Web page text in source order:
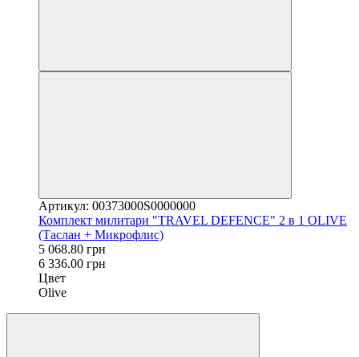
Артикул: 00373000S0000000
Комплект милитари "TRAVEL DEFENCE" 2 в 1 OLIVE
(Таслан + Микрофлис)
5 068.80 грн
6 336.00 грн
Цвет
Olive